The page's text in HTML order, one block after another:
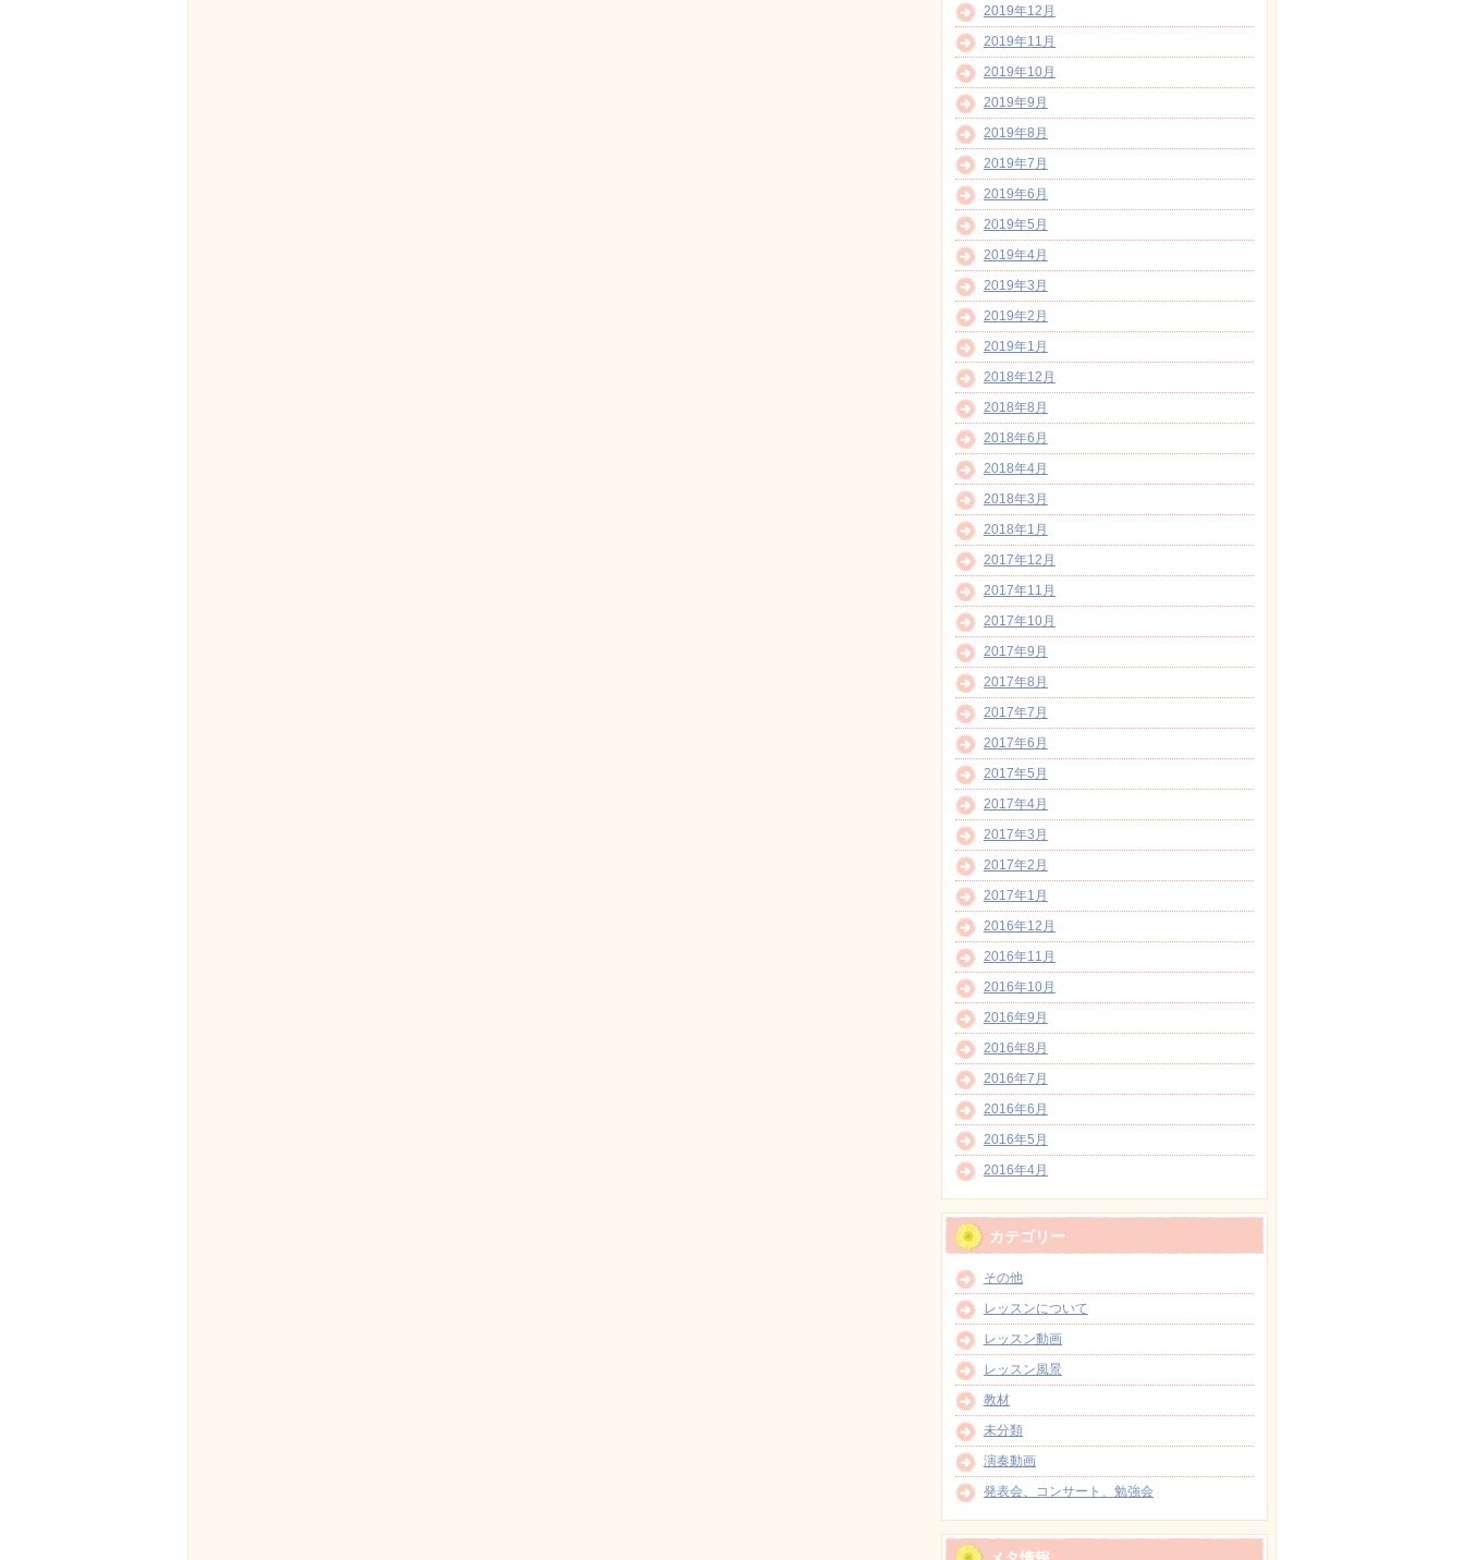
2019年12月
2019年11月
2019年10月
2019年9月
2019年8月
2019年7月
2019年6月
2019年5月
2019年4月
2019年3月
2019年2月
2019年1月
2018年12月
2018年8月
2018年6月
2018年4月
2018年3月
2018年1月
2017年12月
2017年11月
2017年10月
2017年9月
2017年8月
2017年7月
2017年6月
2017年5月
2017年4月
2017年3月
2017年2月
2017年1月
2016年12月
2016年11月
2016年10月
2016年9月
2016年8月
2016年7月
2016年6月
2016年5月
2016年4月
カテゴリー
その他
レッスンについて
レッスン動画
レッスン風景
教材
未分類
演奏動画
発表会、コンサート、勉強会